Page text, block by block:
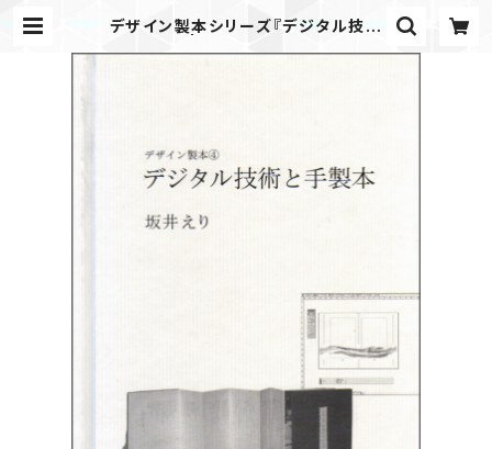
デザイン製本シリーズ『デジタル技術
B SHOP